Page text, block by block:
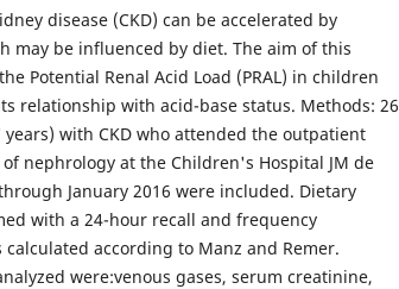
disease (CKD) can be accelerated by
may be influenced by diet. The aim of this
Potential Renal Acid Load (PRAL) in children
relationship with acid-base status. Methods: 26
with CKD who attended the outpatient
nephrology at the Children's Hospital JM de
January 2016 were included. Dietary
with a 24-hour recall and frequency
calculated according to Manz and Remer.
were:venous gases, serum creatinine,